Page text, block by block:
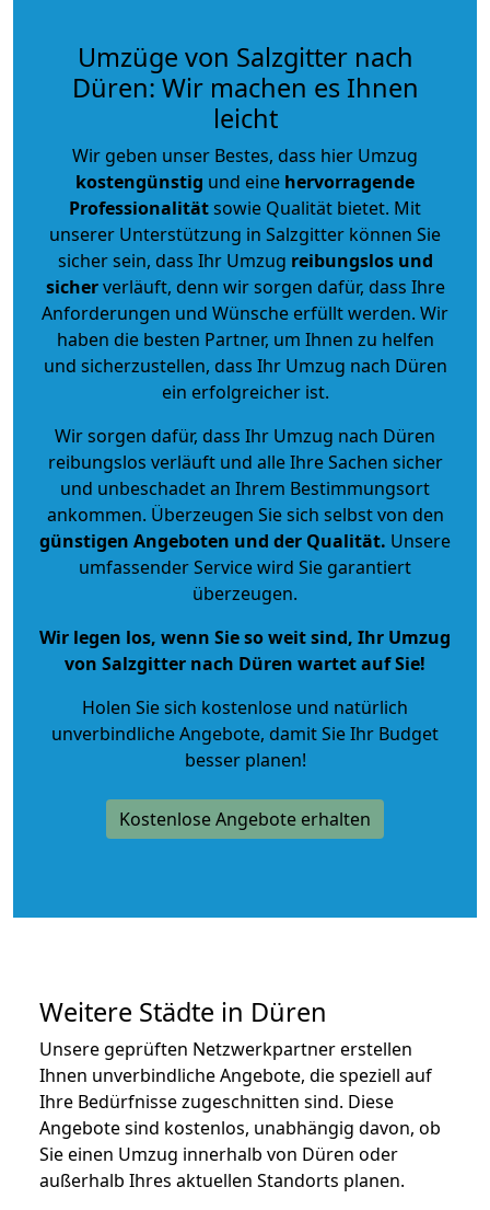
Umzüge von Salzgitter nach
Düren: Wir machen es Ihnen
leicht
Wir geben unser Bestes, dass hier Umzug
kostengünstig und eine hervorragende
Professionalitätsowie Qualität bietet. Mit
unserer Unterstützung in Salzgitter können Sie
sicher sein, dass Ihr Umzug reibungslos und
sicherverläuft, denn wir sorgen dafür, dass Ihre
Anforderungen und Wünsche erfüllt werden. Wir
haben die besten Partner, um Ihnen zu helfen
und sicherzustellen, dass Ihr Umzug nach Düren
ein erfolgreicher ist.
Wir sorgen dafür, dass Ihr Umzug nach Düren
reibungslos verläuft und alle Ihre Sachen sicher
und unbeschadet an Ihrem Bestimmungsort
ankommen. Überzeugen Sie sich selbst von den
günstigen Angeboten und der Qualität. Unsere
umfassender Service wird Sie garantiert
überzeugen.
Wir legen los, wenn Sie so weit sind, Ihr Umzug
von Salzgitter nach Düren wartet auf Sie!
Holen Sie sich kostenlose und natürlich
unverbindliche Angebote, damit Sie Ihr Budget
besser planen!
Kostenlose Angebote erhalten
Weitere Städte in Düren
Unsere geprüften Netzwerkpartner erstellen
Ihnen unverbindliche Angebote, die speziell auf
Ihre Bedürfnisse zugeschnitten sind. Diese
Angebote sind kostenlos, unabhängig davon, ob
Sie einen Umzug innerhalb von Düren oder
außerhalb Ihres aktuellen Standorts planen.